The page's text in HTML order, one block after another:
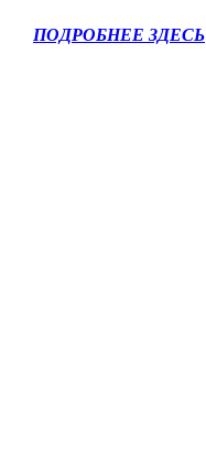
ПОДРОБНЕЕ ЗДЕСЬ